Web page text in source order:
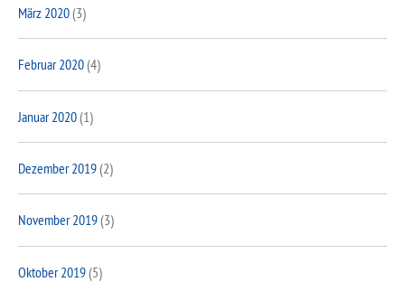
März 2020(3)
Februar 2020(4)
Januar 2020(1)
Dezember 2019(2)
November 2019(3)
Oktober 2019(5)